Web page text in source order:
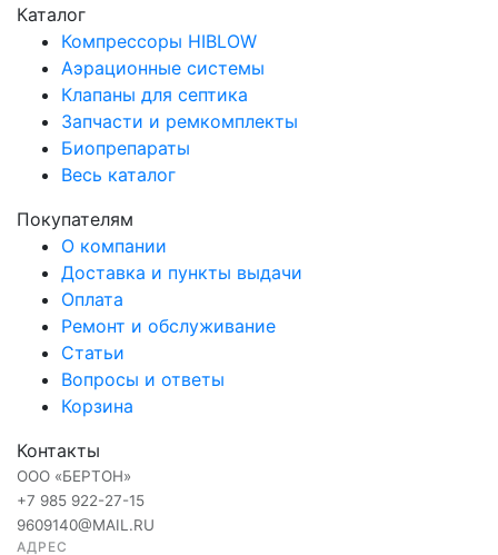
Каталог
Компрессоры HIBLOW
Аэрационные системы
Клапаны для септика
Запчасти и ремкомплекты
Биопрепараты
Весь каталог
Покупателям
О компании
Доставка и пункты выдачи
Оплата
Ремонт и обслуживание
Статьи
Вопросы и ответы
Корзина
Контакты
ООО «БЕРТОН»
+7 985 922-27-15
9609140@MAIL.RU
АДРЕС